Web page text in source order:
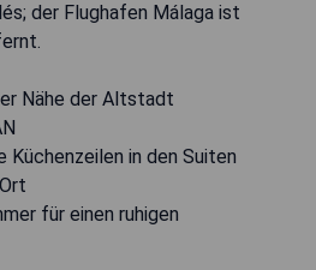
der Flughafen Málaga ist
Nähe der Altstadt
in den Suiten
für einen ruhigen